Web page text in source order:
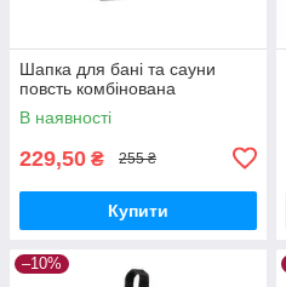
Шапка для бані та сауни
повсть комбінована
В наявності
229,50 ₴ 255 ₴
Купити
–10%